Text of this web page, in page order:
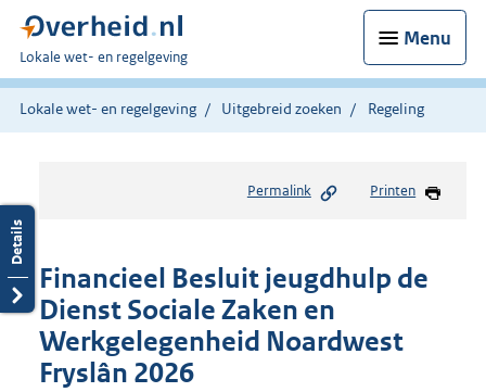
Menu
U
bent
hier:
Lokale wet- en regelgeving
Lokale wet- en regelgeving Uitgebreid zoeken Regeling
Permalink Printen
Financieel Besluit jeugdhulp de
Dienst Sociale Zaken en
Werkgelegenheid Noardwest
Fryslân 2026